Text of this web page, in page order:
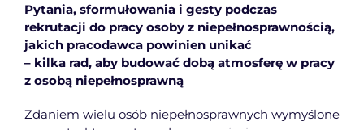
Pytania, sformułowania i gesty podczas
rekrutacji do pracy osoby z niepełnosprawnością,
jakich pracodawca powinien unikać
– kilka rad, aby budować dobą atmosferę w pracy
z osobą niepełnosprawną
Zdaniem wielu osób niepełnosprawnych wymyślone